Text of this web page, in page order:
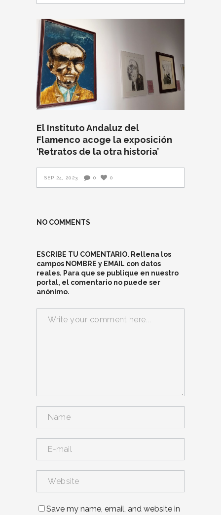
El Instituto Andaluz del
Flamenco acoge la exposición
‘Retratos de la otra historia’
SEP 24, 2023 0 0
NO COMMENTS
ESCRIBE TU COMENTARIO. Rellena los
campos NOMBRE y EMAIL con datos
reales. Para que se publique en nuestro
portal, el comentario no puede ser
anónimo.
Save my name, email, and website in